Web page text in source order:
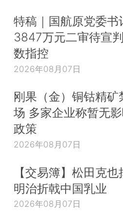
特稿｜国航原党委书
3847万元二审待宣
数指控
2026年08月07日
刚果（金）铜钴精矿
场 多家企业称暂无
政策
2026年08月07日
【交易簿】松田克
明治折戟中国乳业
2026年08月07日